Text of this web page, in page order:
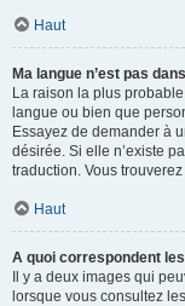
Haut
Ma langue n’est pas
La raison la plus
langue ou bien que
Essayez de demander à
désirée. Si elle n’existe
traduction. Vous
Haut
A quoi correspondent
Il y a deux images qui
lorsque vous consultez